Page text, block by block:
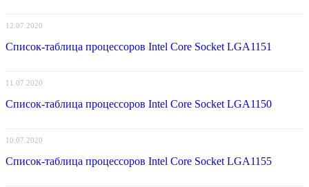
12.07.2020
Список-таблица процессоров Intel Core Socket LGA1151
11.07.2020
Список-таблица процессоров Intel Core Socket LGA1150
10.07.2020
Список-таблица процессоров Intel Core Socket LGA1155